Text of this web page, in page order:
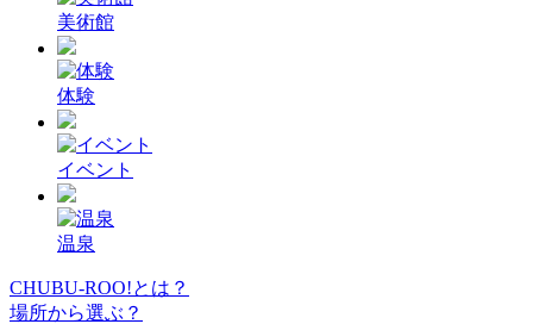
美術館
体験
イベント
温泉
CHUBU-ROO!とは？
場所から選ぶ？